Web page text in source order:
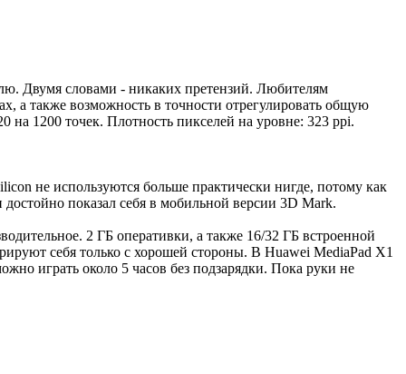
Двумя словами - никаких претензий. Любителям
а также возможность в точности отрегулировать общую
1200 точек. Плотность пикселей на уровне: 323 ppi.
не используются больше практически нигде, потому как
показал себя в мобильной версии 3D Mark.
2 ГБ оперативки, а также 16/32 ГБ встроенной
себя только с хорошей стороны. В Huawei MediaPad X1
играть около 5 часов без подзарядки. Пока руки не